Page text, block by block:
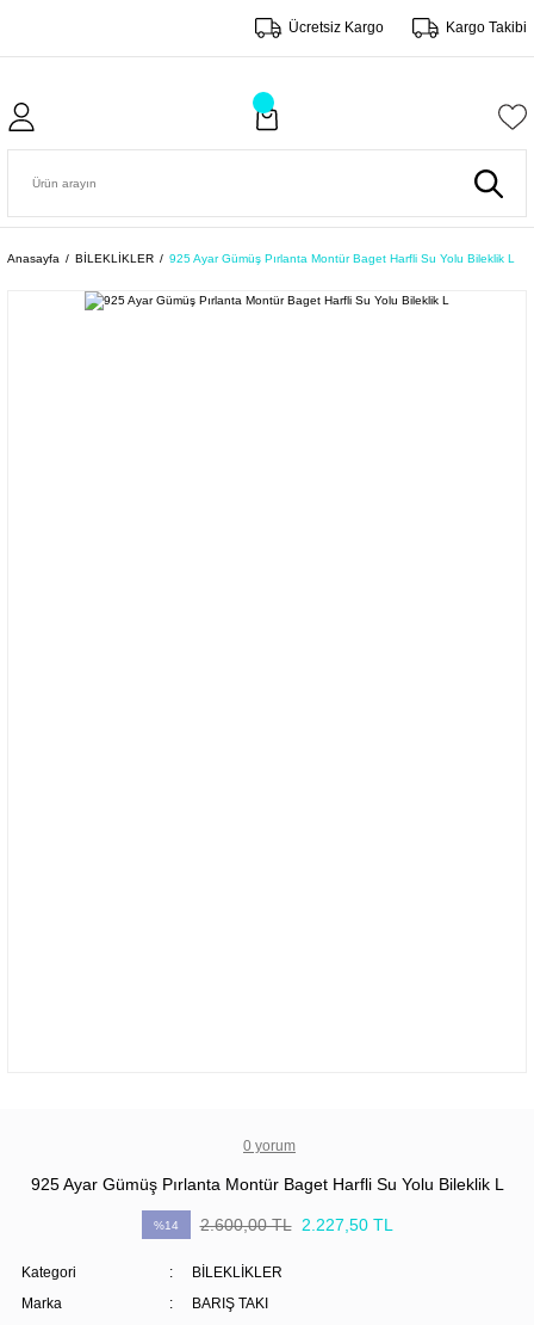
Ücretsiz Kargo Kargo Takibi
Anasayfa BİLEKLİKLER 925 Ayar Gümüş Pırlanta Montür Baget Harfli Su Yolu Bileklik L
0 yorum
925 Ayar Gümüş Pırlanta Montür Baget Harfli Su Yolu Bileklik L
%14 2.600,00 TL 2.227,50 TL
Kategori
BİLEKLİKLER
Marka
BARIŞ TAKI